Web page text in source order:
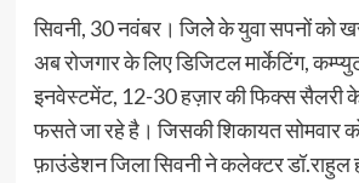
सिवनी, 30 नवंबर। जिलेे के युवा सपनों को
अब रोजगार के लिए डिजिटल मार्केटिंग,
इनवेस्टमेंट, 12-30 हज़ार की फिक्स सैलरी
फसते जा रहे है। जिसकी शिकायत सोमवार को
फ़ाउंडेशन जिला सिवनी ने कलेक्टर डॉ.राहुल